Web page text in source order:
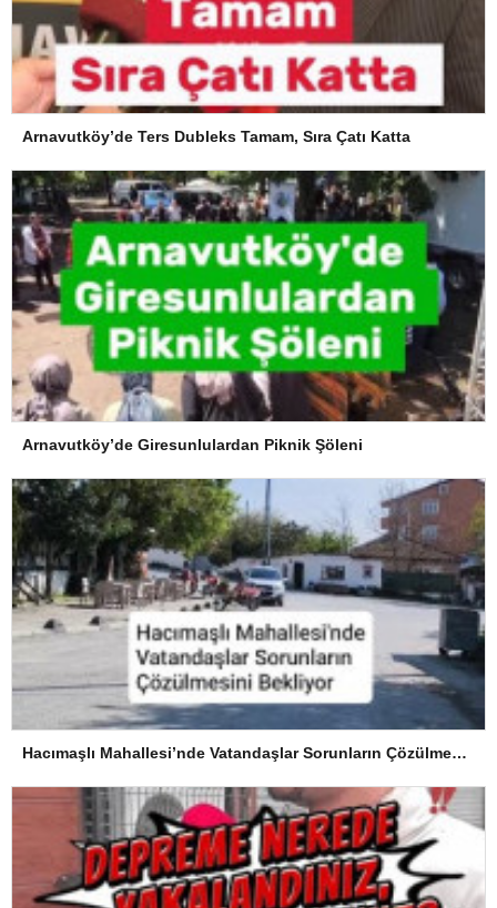
Arnavutköy’de Ters Dubleks Tamam, Sıra Çatı Katta
Arnavutköy’de Giresunlulardan Piknik Şöleni
Hacımaşlı Mahallesi’nde Vatandaşlar Sorunların Çözülmesini Bekliyor